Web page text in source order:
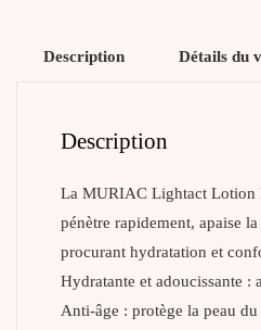
Description Détails du
Description
La MURIAC Lightact Lotion
pénètre rapidement, apaise
procurant hydratation et
Hydratante et adoucissante :
Anti‑âge : protège la peau